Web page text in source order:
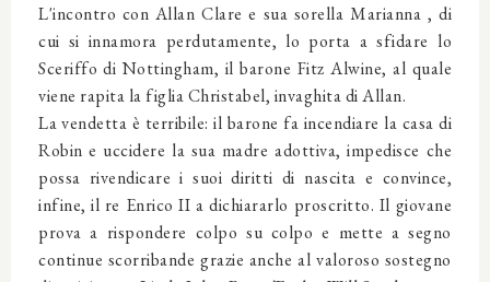
L'incontro con Allan Clare e sua sorella Marianna , di
cui si innamora perdutamente, lo porta a sfidare lo
Sceriffo di Nottingham, il barone Fitz Alwine, al quale
viene rapita la figlia Christabel, invaghita di Allan.
La vendetta è terribile: il barone fa incendiare la casa di
Robin e uccidere la sua madre adottiva, impedisce che
possa rivendicare i suoi diritti di nascita e convince,
infine, il re Enrico II a dichiararlo proscritto. Il giovane
prova a rispondere colpo su colpo e mette a segno
continue scorribande grazie anche al valoroso sostegno